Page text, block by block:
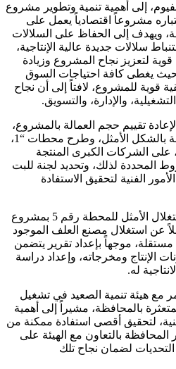
إلى أهمية تنمية وتطوير مشروع
مشروعاً اقتصادياً يعمل على
ويهدف إلى الحفاظ على السلالات
سلالات جديدة عالية الإنتاجية،
لتعزيز نجاح المشروع وزيادة
بحيث يغطى كافة احتياجات السوق
قوية للمشروع، لافتاً إلى أن نجاح
والإدارة، والتسويق.
تقييم حجم العمالة بالمشروع،
وإعادة هيكلته، وتوظيف العمالة بالشكل الأمثل، وطرح محطات “1،
على الشركات الكبرى المنتجة
المحددة لذلك، وتحديد لجنة للبت
الفنية لتحقيق الاستفادة
وأكد محافظ الفيوم، على الاستغلال الأمثل للمحطة رقم 5 بمشروع
عن استغلال مصنع العلف الموجود
موجهاً بإعداد تقرير يتضمن
الإنتاج ومخرجاته، وإعداد دراسة
له.
مع هيئة تنمية الصعيد في تشغيل
بالمحافظة، مشيراً إلى أهمية
لتحقيق أقصى استفادة ممكنة من
بالتعاون مع الهيئة على
لضمان نجاح تلك